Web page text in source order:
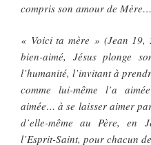
compris son amour de Mère…
« Voici ta mère » (Jean 19,
bien-aimé, Jésus plonge
l’humanité, l’invitant à
comme lui-même l’a
aimée… à se laisser aimer
d’elle-même au Père, en
l’Esprit-Saint, pour chacun